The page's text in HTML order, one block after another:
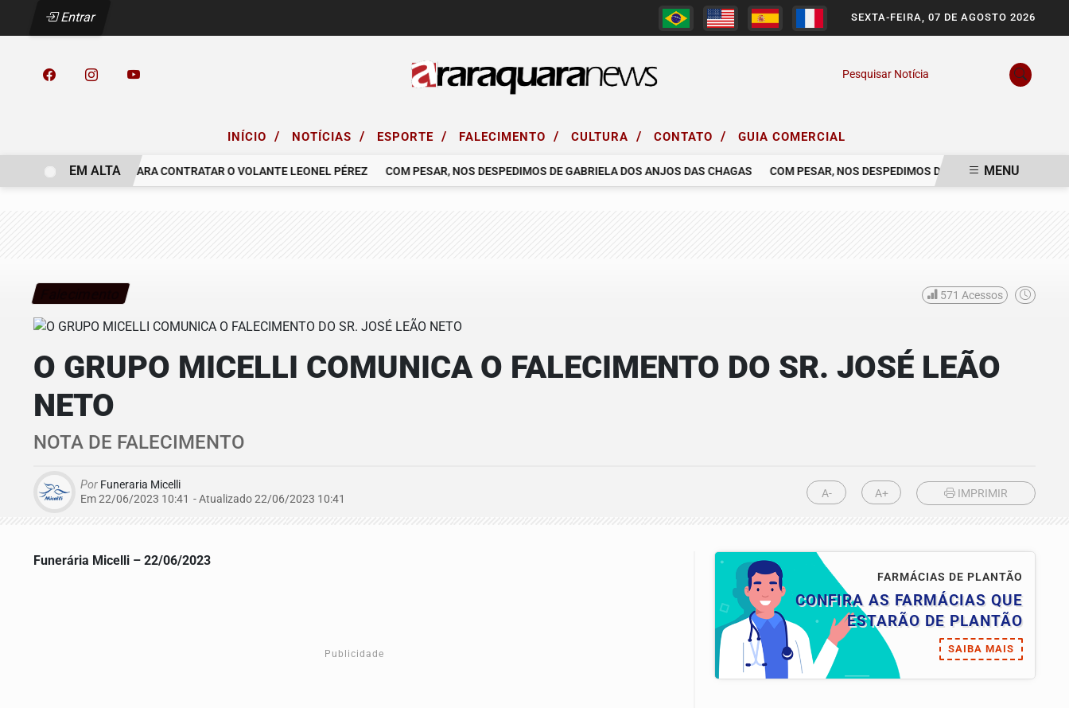
Entrar SEXTA-FEIRA, 07 DE AGOSTO 2026
Pesquisar Notícia
INÍCIO / NOTÍCIAS / ESPORTE / FALECIMENTO / CULTURA / CONTATO / GUIA COMERCIAL
AO GRÊMIO PARA CONTRATAR O VOLANTE LEONEL PÉREZ COM PESAR, NOS DESPEDIMOS DE GABRIELA DOS ANJOS DAS CHAGAS COM PESAR, NOS DESPEDIMOS DO SR. SERGIO CLAUDINEI
EM ALTA MENU
571 Acessos
O GRUPO MICELLI COMUNICA O FALECIMENTO DO SR. JOSÉ LEÃO
NETO
NOTA DE FALECIMENTO
Por Funeraria Micelli
Em 22/06/2023 10:41 - Atualizado22/06/2023 10:41 A- A+ IMPRIMIR
Funerária Micelli – 22/06/2023
Publicidade
FARMÁCIAS DE PLANTÃO
CONFIRA AS FARMÁCIAS QUE
ESTARÃO DE PLANTÃO
SAIBA MAIS